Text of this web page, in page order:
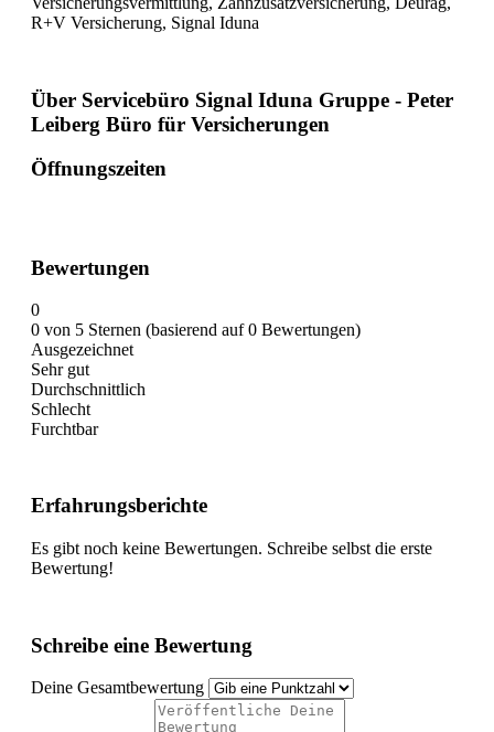
R+V Versicherung, Signal Iduna
Über Servicebüro Signal Iduna Gruppe - Peter
Leiberg Büro für Versicherungen
Öffnungszeiten
Bewertungen
0
0 von 5 Sternen (basierend auf 0 Bewertungen)
Ausgezeichnet
Sehr gut
Durchschnittlich
Schlecht
Furchtbar
Erfahrungsberichte
Es gibt noch keine Bewertungen. Schreibe selbst die erste
Bewertung!
Schreibe eine Bewertung
Deine Gesamtbewertung